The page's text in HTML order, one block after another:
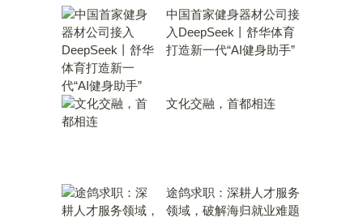
中国首家健身器材公司接
入DeepSeek丨舒华体育
打造新一代“AI健身助手”
文化交融，首都相连
途鸽求职：深耕人才服务
领域，破解海归就业难题